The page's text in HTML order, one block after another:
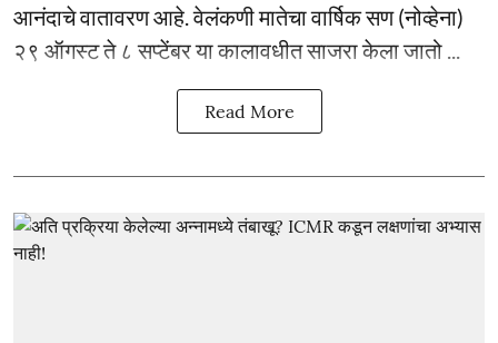
आनंदाचे वातावरण आहे. वेलंकणी मातेचा वार्षिक सण (नोव्हेना)
२९ ऑगस्ट ते ८ सप्टेंबर या कालावधीत साजरा केला जातो ...
Read More